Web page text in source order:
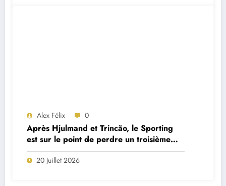
Alex Félix 0
Après Hjulmand et Trincão, le Sporting
est sur le point de perdre un troisième
cadre
20 Juillet 2026